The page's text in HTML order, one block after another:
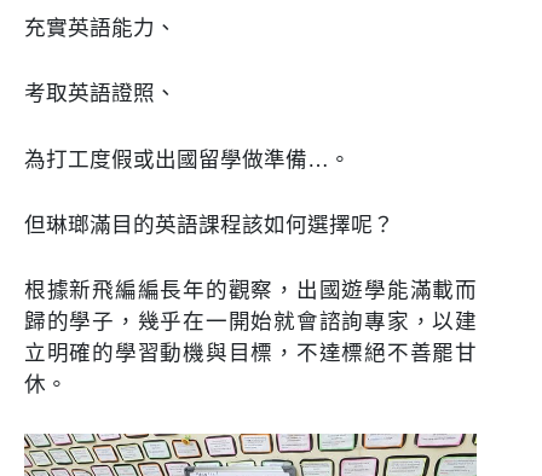
充實英語能力 、
考取英語證照 、
為打工度假或出國留學做準備…。
但琳瑯滿目的英語課程該如何選擇呢？
根據新飛編編長年的觀察，出國遊學能滿載而
歸的學子，幾乎在一開始就會諮詢專家，以建
立明確的學習動機與目標，不達標絕不善罷甘
休。